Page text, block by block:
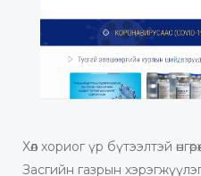
Хөл хориог үр бүтээлтэй
Засгийн газрын